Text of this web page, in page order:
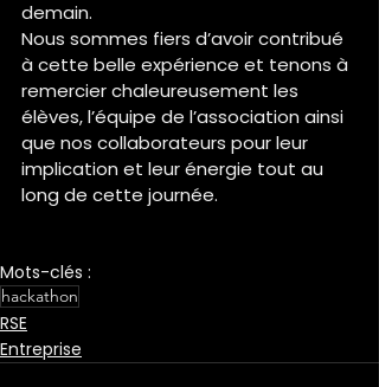
demain.
Nous sommes fiers d’avoir contribué
à cette belle expérience et tenons à
remercier chaleureusement les
élèves, l’équipe de l’association ainsi
que nos collaborateurs pour leur
implication et leur énergie tout au
long de cette journée.
Mots-clés :
hackathon
RSE
Entreprise